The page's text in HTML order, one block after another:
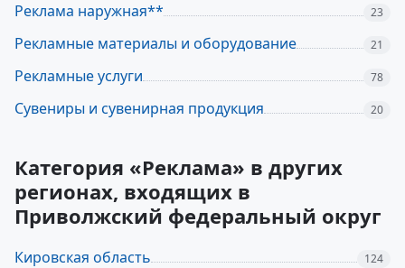
Реклама наружная** 23
Рекламные материалы и оборудование 21
Рекламные услуги 78
Сувениры и сувенирная продукция 20
Категория «Реклама» в других
регионах, входящих в
Приволжский федеральный округ
Кировская область 124